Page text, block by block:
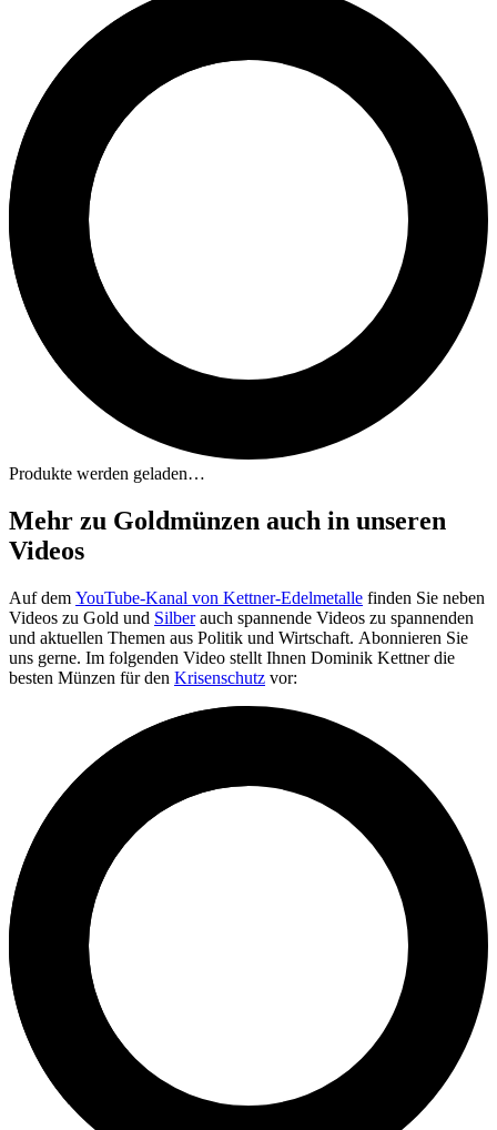
Produkte werden geladen…
Mehr zu Goldmünzen auch in unseren
Videos
Auf dem YouTube-Kanal von Kettner-Edelmetalle finden Sie neben
Videos zu Gold und Silberauch spannende Videos zu spannenden
und aktuellen Themen aus Politik und Wirtschaft. Abonnieren Sie
uns gerne. Im folgenden Video stellt Ihnen Dominik Kettner die
besten Münzen für den Krisenschutz vor: